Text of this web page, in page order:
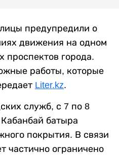
предупредили о
движения на одном
проспектов города.
работы, которые
Liter.kz.
служб, с 7 по 8
батыра
покрытия. В связи
частично ограничено